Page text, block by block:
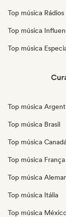
Top música Rádios
Top música
Top música
Top música
Top música Brasil
Top música
Top música França
Top música
Top música Itália
Top música